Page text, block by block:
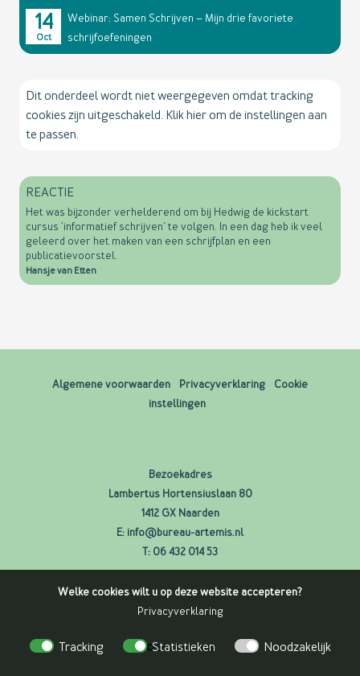
Welke cookies wilt u op deze website accepteren?
Privacyverklaring
Tracking Statistieken Noodzakelijk
14
Oct
Webinar: Samen Schrijven – Mijn drie favoriete
schrijfoefeningen
Dit onderdeel wordt niet weergegeven omdat tracking
cookies zijn uitgeschakeld. Klik hier om de instellingen aan
te passen.
REACTIE
Het was bijzonder verhelderend om bij Hedwig de kickstart
cursus ‘informatief schrijven’ te volgen. In een dag heb ik veel
geleerd over het maken van een schrijfplan en een
publicatievoorstel.
Hansje van Etten
Algemene voorwaarden Privacyverklaring
Cookie
instellingen
Bezoekadres
Lambertus Hortensiuslaan 80
1412 GX Naarden
E: info@bureau-artemis.nl
T: 06 432 014 53
© 2026 Artemis